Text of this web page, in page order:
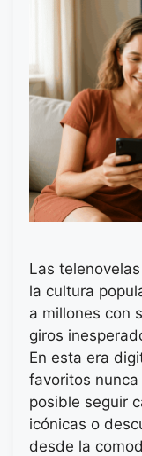
Las
la cultura
a millones con
giros
En esta era
favoritos
posible seguir
icónicas o
desde la